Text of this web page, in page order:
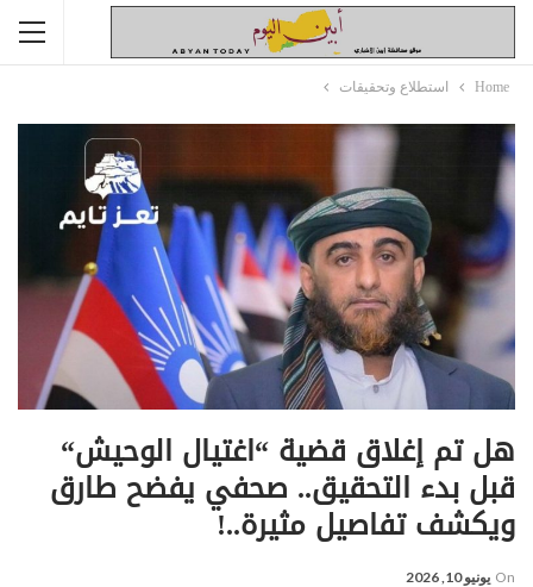
Home استطلاع وتحقيقات
هل تم إغلاق قضية “اغتيال الوحيش“
قبل بدء التحقيق.. صحفي يفضح طارق
ويكشف تفاصيل مثيرة..!
On يونيو 10, 2026